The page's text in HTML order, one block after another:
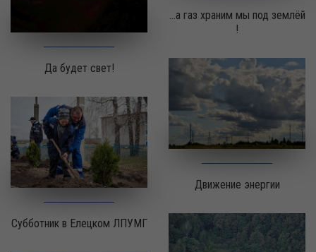
Да будет свет!
...а газ храним мы под землёй
!
Субботник в Елецком ЛПУМГ
Движение энергии